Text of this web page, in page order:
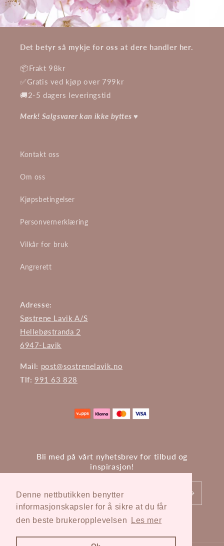
Denne nettbutikken benytter
informasjonskapsler for å sikre at du får
den beste brukeropplevelsen
Les mer
Det betyr så mykje for oss at dere handler her.
📦Frakt 98kr
✅Gratis ved kjøp over 799kr
🚚2-5 dagers leveringstid
Merk! Salgsvarer kan ikke byttes ♥
Kontakt oss
Om oss
Kjøpsbetingelser
Personvernerklæring
Vilkår for bruk
Angrerett
Adresse:
Søstrene Lavik A/S
Hellebøstranda 2
6947-Lavik
Mail: post@sostrenelavik.no
Tlf: 991 63 828
Bli med på vårt nyhetsbrev for tilbud og
inspirasjon!
E-post
FacebookInstagram